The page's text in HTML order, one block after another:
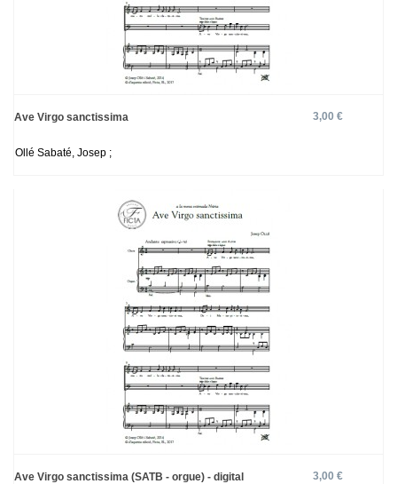
Ave Virgo sanctissima 3,00 €
Ollé Sabaté, Josep ;
Ave Virgo sanctissima (SATB - orgue) - digital 3,00 €